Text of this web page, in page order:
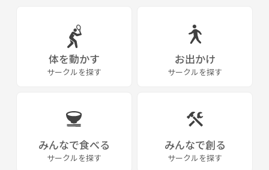
体を動かす
サークルを探す
お出かけ
サークルを探す
みんなで食べる
サークルを探す
みんなで創る
サークルを探す